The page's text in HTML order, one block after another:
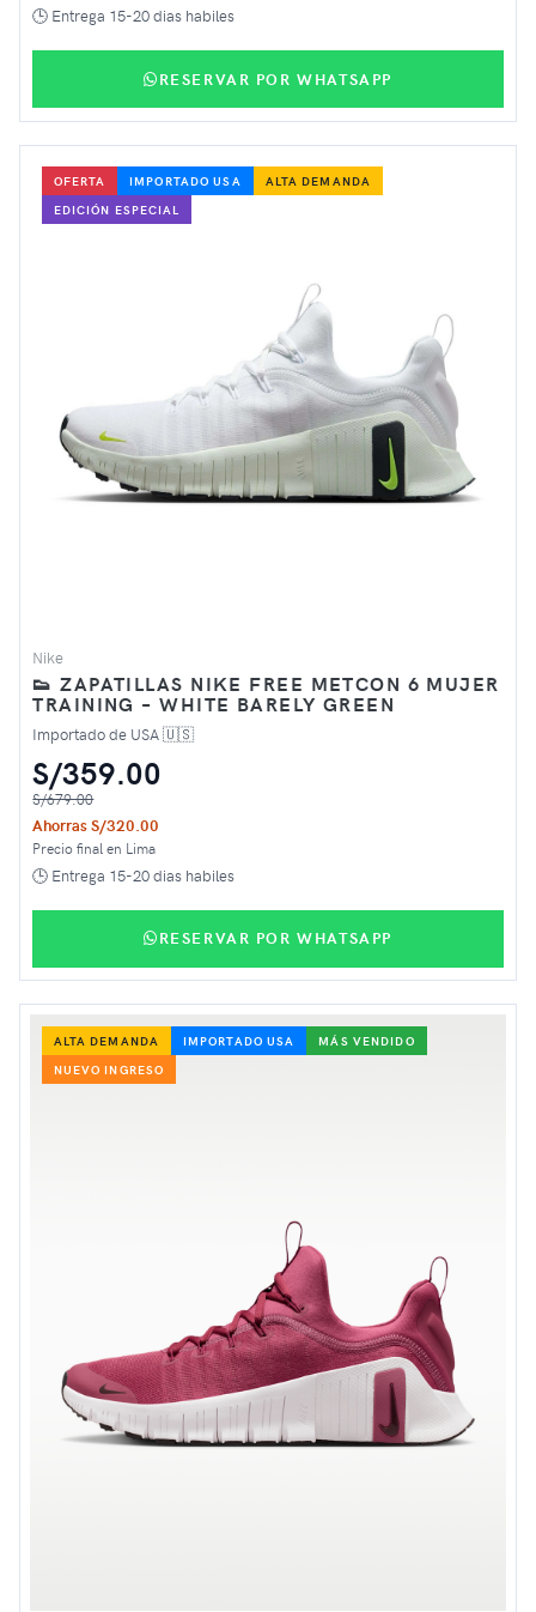
🕒 Entrega 15-20 dias habiles
RESERVAR POR WHATSAPP
OFERTA IMPORTADO USA
ALTA DEMANDA
EDICIÓN ESPECIAL
Nike
👟 ZAPATILLAS NIKE FREE METCON 6 MUJER
TRAINING – WHITE BARELY GREEN
Importado de USA 🇺🇸
S/359.00
S/679.00
Ahorras S/320.00
Precio final en Lima
🕒 Entrega 15-20 dias habiles
RESERVAR POR WHATSAPP
ALTA DEMANDA IMPORTADO USA
MÁS VENDIDO
NUEVO INGRESO